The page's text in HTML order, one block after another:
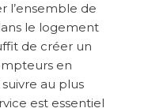
l’ensemble de
le logement
de créer un
en
au plus
est essentiel